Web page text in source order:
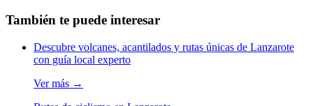
También te puede interesar
Descubre volcanes, acantilados y rutas únicas de Lanzarote
con guía local experto
Ver más →